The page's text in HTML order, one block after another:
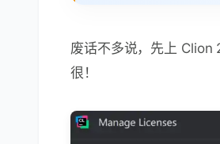
废话不多说，先上 Clion
很！